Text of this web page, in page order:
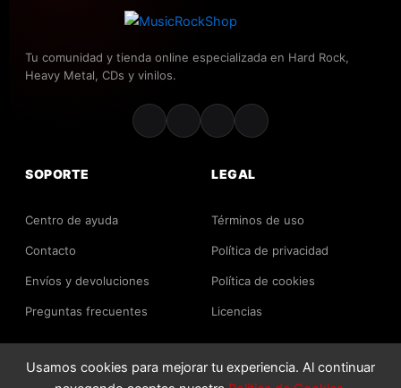
Tu comunidad y tienda online especializada en Hard Rock,
Heavy Metal, CDs y vinilos.
SOPORTE
Centro de ayuda
Contacto
Envíos y devoluciones
Preguntas frecuentes
LEGAL
Términos de uso
Política de privacidad
Política de cookies
Licencias
2026 MusicRockShop. Todos los derechos reservados.
Usamos cookies para mejorar tu experiencia. Al continuar